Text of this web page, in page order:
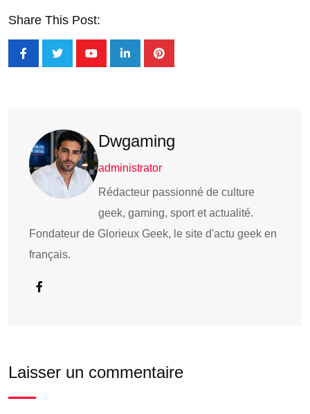
Share This Post:
Dwgaming
administrator
Rédacteur passionné de culture
geek, gaming, sport et actualité.
Fondateur de Glorieux Geek, le site d'actu geek en
français.
Laisser un commentaire